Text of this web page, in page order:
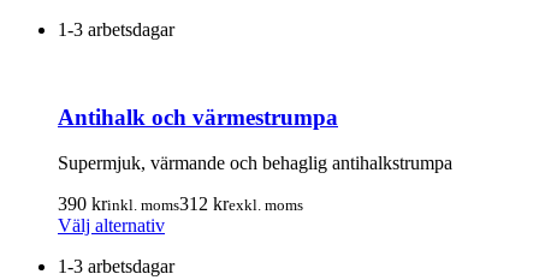
produkten
De
alternativen
väljas
på
1-3 arbetsdagar
Antihalk och värmestrumpa
Supermjuk, värmande och behaglig antihalkstrumpa
390 krinkl. moms312 krexkl. moms
Välj alternativDen
produkten
1-3 arbetsdagar